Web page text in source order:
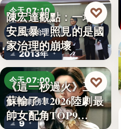
今天 07:10
食安治理
2013年
陳宏達觀點：一場食
安風暴，照見的是國
家治理的崩壞
♡
今天 07:00
影劇榜單
9
《這一秒過火》王籽
蘇輸了！2026陸劇最
帥女配角TOP9…
♡